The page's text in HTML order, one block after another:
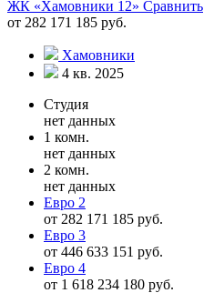
ЖК «Хамовники 12» Сравнить
от 282 171 185 руб.
Хамовники
4 кв. 2025
Студия
нет данных
1 комн.
нет данных
2 комн.
нет данных
Евро 2
от 282 171 185 руб.
Евро 3
от 446 633 151 руб.
Евро 4
от 1 618 234 180 руб.